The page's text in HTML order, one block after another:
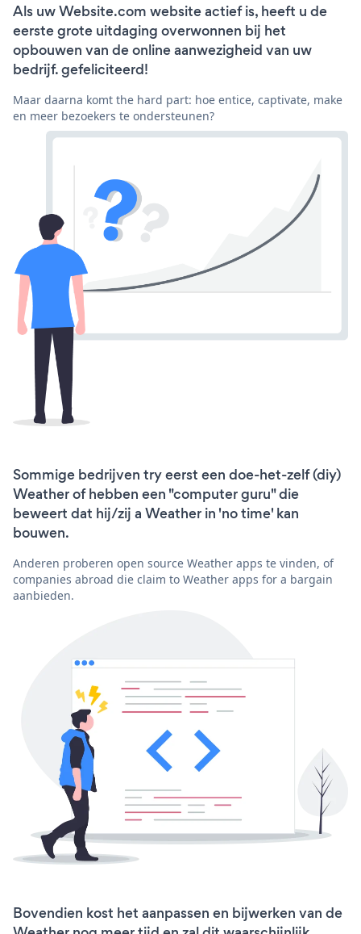
Als uw Website.com website actief is, heeft u de
eerste grote uitdaging overwonnen bij het
opbouwen van de online aanwezigheid van uw
bedrijf. gefeliciteerd!
Maar daarna komt the hard part: hoe entice, captivate, make
en meer bezoekers te ondersteunen?
Sommige bedrijven try eerst een doe-het-zelf (diy)
Weather of hebben een "computer guru" die
beweert dat hij/zij a Weather in 'no time' kan
bouwen.
Anderen proberen open source Weather apps te vinden, of
companies abroad die claim to Weather apps for a bargain
aanbieden.
Bovendien kost het aanpassen en bijwerken van de